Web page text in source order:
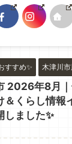
すすめ✨ 木津川市
2026年8月
＆くらし情報
しました✨